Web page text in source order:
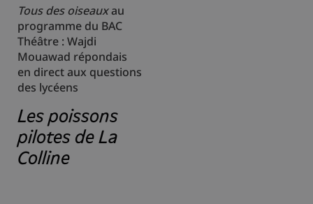
Tous des oiseauxau
programme du BAC
Théâtre : Wajdi
Mouawad répondais
en direct aux questions
des lycéens
Les poissons
pilotes de La
Colline